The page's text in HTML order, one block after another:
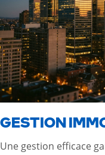
GESTION
Une gestion efficace